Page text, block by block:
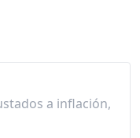
a inflación,